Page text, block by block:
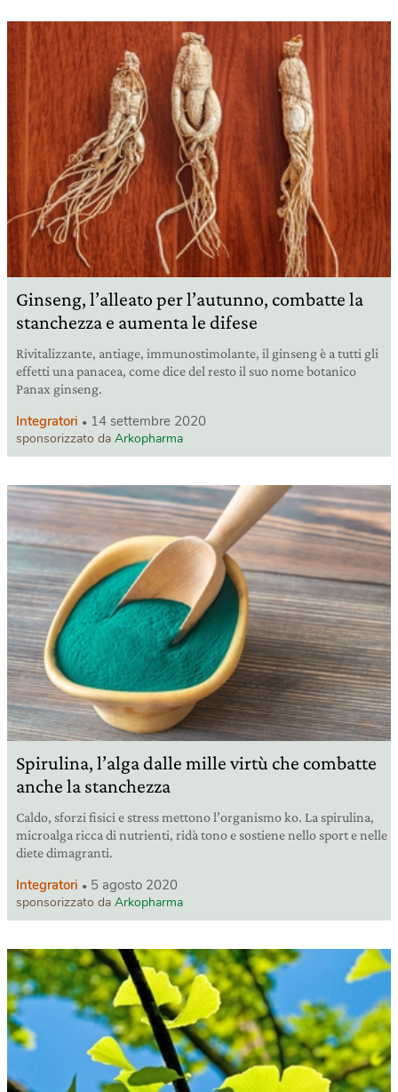
Ginseng, l’alleato per l’autunno, combatte la
stanchezza e aumenta le difese
Rivitalizzante, antiage, immunostimolante, il ginseng è a tutti gli
effetti una panacea, come dice del resto il suo nome botanico
Panax ginseng.
Integratori 14 settembre 2020
sponsorizzato da Arkopharma
Spirulina, l’alga dalle mille virtù che combatte
anche la stanchezza
Caldo, sforzi fisici e stress mettono l’organismo ko. La spirulina,
microalga ricca di nutrienti, ridà tono e sostiene nello sport e nelle
diete dimagranti.
Integratori 5 agosto 2020
sponsorizzato da Arkopharma